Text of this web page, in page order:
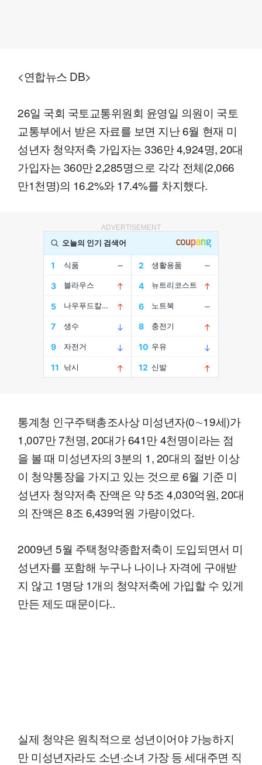
<연합뉴스 DB>
26일 국회 국토교통위원회 윤영일 의원이 국토
교통부에서 받은 자료를 보면 지난 6월 현재 미
성년자 청약저축 가입자는 336만 4,924명, 20대
가입자는 360만 2,285명으로 각각 전체(2,066
만1천명)의 16.2%와 17.4%를 차지했다.
ADVERTISEMENT
통계청 인구주택총조사상 미성년자(0∼19세)가
1,007만 7천명, 20대가 641만 4천명이라는 점
을 볼 때 미성년자의 3분의 1, 20대의 절반 이상
이 청약통장을 가지고 있는 것으로 6월 기준 미
성년자 청약저축 잔액은 약 5조 4,030억원, 20대
의 잔액은 8조 6,439억원 가량이었다.
2009년 5월 주택청약종합저축이 도입되면서 미
성년자를 포함해 누구나 나이나 자격에 구애받
지 않고 1명당 1개의 청약저축에 가입할 수 있게
만든 제도 때문이다..
실제 청약은 원칙적으로 성년이어야 가능하지
만 미성년자라도 소년·소녀 가장 등 세대주면 직